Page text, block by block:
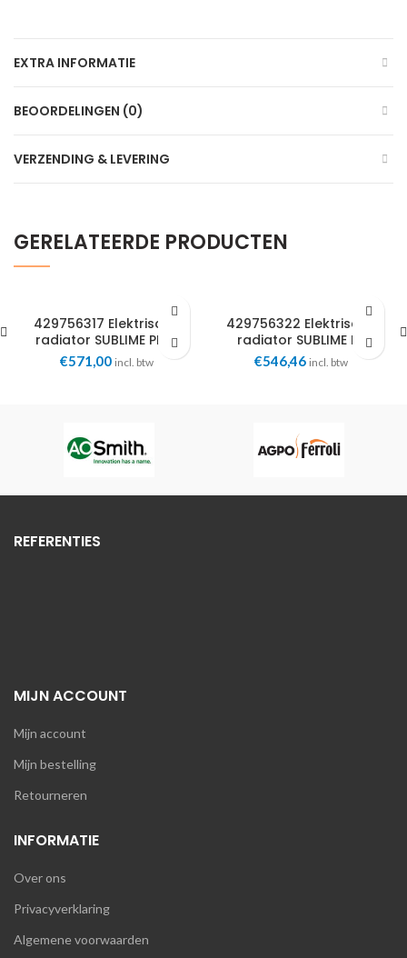
EXTRA INFORMATIE
BEOORDELINGEN (0)
VERZENDING & LEVERING
GERELATEERDE PRODUCTEN
429756317 Elektrische
radiator SUBLIME PLUS
500x1050mm vert. 1200W
Masterwatt
€571,00 incl. btw
429756322 Elektrische
radiator SUBLIME RF
500x750mm 1,0kW
Masterwatt
€546,46 incl. btw
REFERENTIES
MIJN ACCOUNT
Mijn account
Mijn bestelling
Retourneren
INFORMATIE
Over ons
Privacyverklaring
Algemene voorwaarden